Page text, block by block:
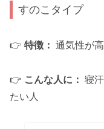
すのこタイプ
👉 特徴： 通気性が
👉 こんな人に： 寝
たい人